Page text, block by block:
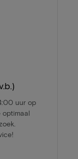
uur op
optimaal